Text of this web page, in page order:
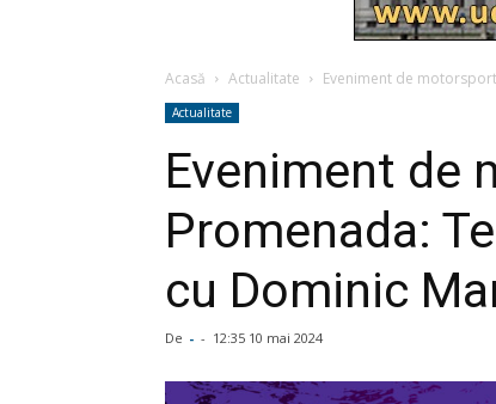
Acasă Actualitate Eveniment de
Actualitate
Eveniment de
Promenada:
cu Dominic
De - - 12:35 10 mai 2024